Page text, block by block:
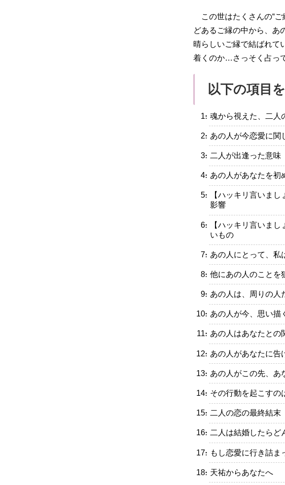
この世はたくさんの“
どあるご縁の中から、
晴らしいご縁で結ばれて
着くのか…さっそく占っ
以下の項目
・魂から視えた、二人
・あの人が今恋愛に関
・二人が出逢った意味
・あの人があなたを初
・【ハッキリ言いまし
影響
・【ハッキリ言いまし
いもの
・あの人にとって、私
・他にあの人のことを
・あの人は、周りの人
・あの人が今、思い描
・あの人はあなたとの
・あの人があなたに告
・あの人がこの先、あ
・その行動を起こすの
・二人の恋の最終結末
・二人は結婚したらど
・もし恋愛に行き詰ま
・天祐からあなたへ